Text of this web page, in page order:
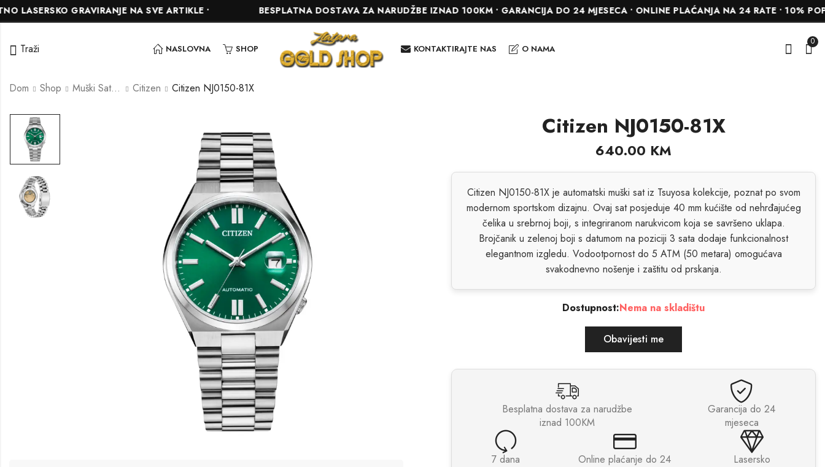
GRAVIRANJE NA SVE ARTIKLE • BESPLATNA DOSTAVA ZA NARUDŽBE IZNAD 100KM • GARANCIJA DO 24 MJESECA • ONLINE PLAĆANJA NA 24 RATE • 10% POPUSTA
Traži NASLOVNA SHOP KONTAKTIRAJTE NAS O NAMA
0
Dom Shop Muški Satovi Citizen Citizen NJ0150-81X
Citizen NJ0150-81X
640.00 KM
Citizen NJ0150-81X je automatski muški sat iz Tsuyosa kolekcije, poznat po svom
modernom sportskom dizajnu. Ovaj sat posjeduje 40 mm kućište od nehrđajućeg
čelika u srebrnoj boji, s integriranom narukvicom koja se savršeno uklapa.
Brojčanik u zelenoj boji s datumom na poziciji 3 sata dodaje funkcionalnost
elegantnom izgledu. Vodootpornost do 5 ATM (50 metara) omogućava
svakodnevno nošenje i zaštitu od prskanja.
Dostupnost:Nema na skladištu
Obavijesti me
Besplatna dostava za narudžbe
iznad 100KM
Garancija do 24
mjeseca
7 dana
Online plaćanje do 24
Lasersko